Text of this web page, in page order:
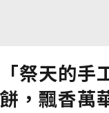
「祭天的
餅，飄香萬